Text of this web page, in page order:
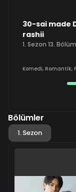
30-sai made
rashii
1. Sezon 13. Bölüm
Komedi, Romantik,
Bölümler
1. Sezon